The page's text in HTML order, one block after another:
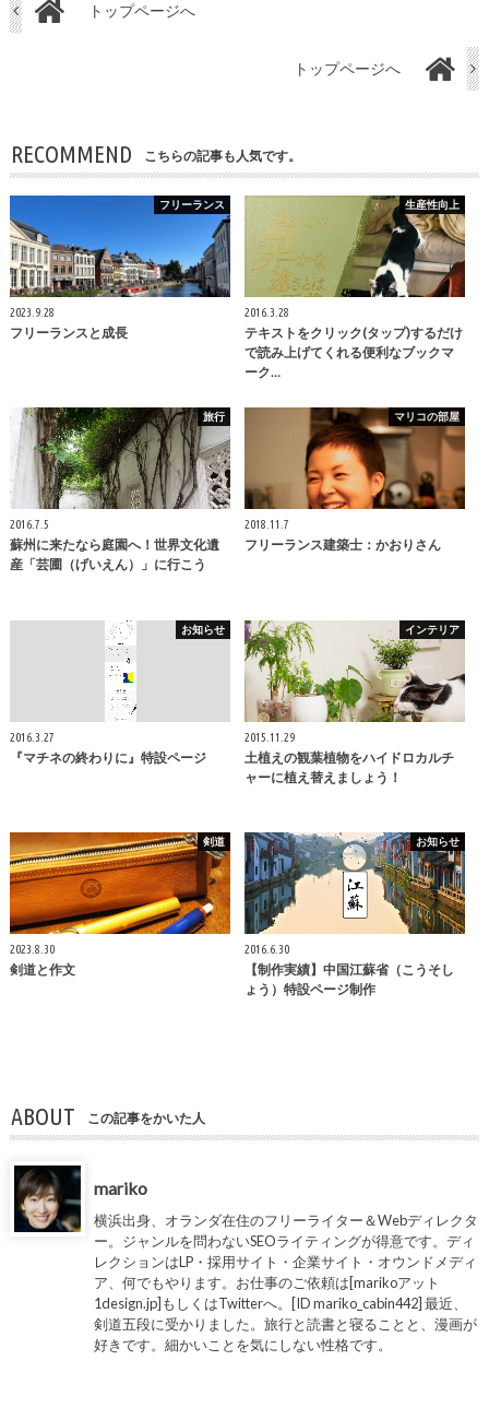
トップページへ
トップページへ
RECOMMEND こちらの記事も人気です。
フリーランス
2023.9.28
フリーランスと成長
生産性向上
2016.3.28
テキストをクリック(タップ)するだけ
で読み上げてくれる便利なブックマ
ーク…
旅行
2016.7.5
蘇州に来たなら庭園へ！世界文化遺
産「芸圃（げいえん）」に行こう
マリコの部屋
2018.11.7
フリーランス建築士：かおりさん
お知らせ
2016.3.27
『マチネの終わりに』特設ページ
インテリア
2015.11.29
土植えの観葉植物をハイドロカルチ
ャーに植え替えましょう！
剣道
2023.8.30
剣道と作文
お知らせ
2016.6.30
【制作実績】中国江蘇省（こうそし
ょう）特設ページ制作
ABOUT この記事をかいた人
mariko
横浜出身、オランダ在住のフリーライター＆Webディレクタ
ー。ジャンルを問わないSEOライティングが得意です。ディ
レクションはLP・採用サイト・企業サイト・オウンドメディ
ア、何でもやります。お仕事のご依頼は[marikoアット
1design.jp]もしくはTwitterへ。[ID mariko_cabin442] 最近、
剣道五段に受かりました。旅行と読書と寝ることと、漫画が
好きです。細かいことを気にしない性格です。